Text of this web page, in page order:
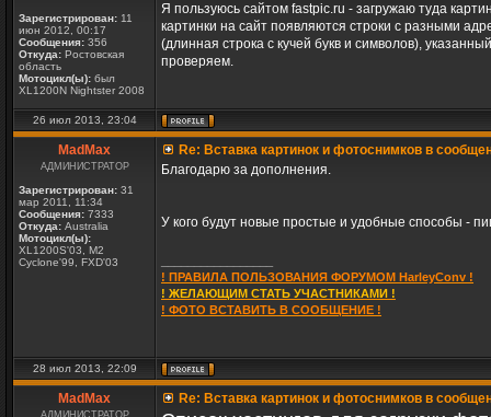
Зарегистрирован: 11
июн 2012, 00:17
Сообщения: 356
Откуда: Ростовская
область
Мотоцикл(ы): был
XL1200N Nightster 2008
Я пользуюсь сайтом fastpic.ru - загружаю туда
картинки на сайт появляются строки с разными
(длинная строка с кучей букв и символов),
проверяем.
26 июл 2013, 23:04
MadMax
АДМИНИСТРАТОР
Зарегистрирован: 31
мар 2011, 11:34
Сообщения: 7333
Откуда: Australia
Мотоцикл(ы):
XL1200S'03, M2
Cyclone'99, FXD'03
Re: Вставка картинок и фотоснимков в
Благодарю за дополнения.
У кого будут новые простые и удобные способы -
! ПРАВИЛА ПОЛЬЗОВАНИЯ ФОРУМОМ HarleyConv !
! ЖЕЛАЮЩИМ СТАТЬ УЧАСТНИКАМИ !
! ФОТО ВСТАВИТЬ В СООБЩЕНИЕ !
28 июл 2013, 22:09
MadMax
АДМИНИСТРАТОР
Re: Вставка картинок и фотоснимков в